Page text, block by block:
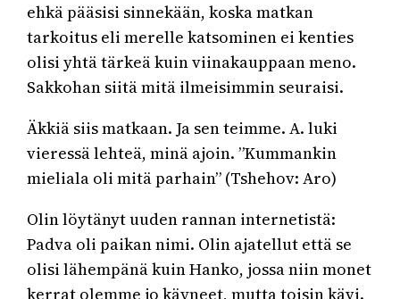
ehkä pääsisi sinnekään, koska matkan
tarkoitus eli merelle katsominen ei kenties
olisi yhtä tärkeä kuin viinakauppaan meno.
Sakkohan siitä mitä ilmeisimmin seuraisi.
Äkkiä siis matkaan. Ja sen teimme. A. luki
vieressä lehteä, minä ajoin. ”Kummankin
mieliala oli mitä parhain” (Tshehov: Aro)
Olin löytänyt uuden rannan internetistä:
Padva oli paikan nimi. Olin ajatellut että se
olisi lähempänä kuin Hanko, jossa niin monet
kerrat olemme jo käyneet, mutta toisin kävi.